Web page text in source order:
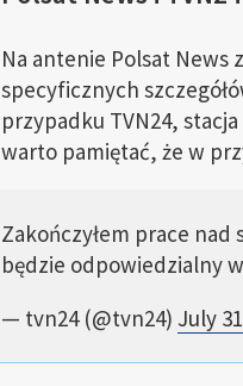
Na antenie Polsat News
specyficznych
przypadku TVN24,
warto pamiętać, że w
Zakończyłem prace
będzie odpowiedzialny
— tvn24 (@tvn24) July